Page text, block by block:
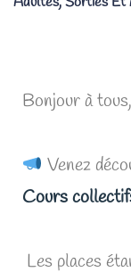
Bonjour à
Venez
Cours
Les places